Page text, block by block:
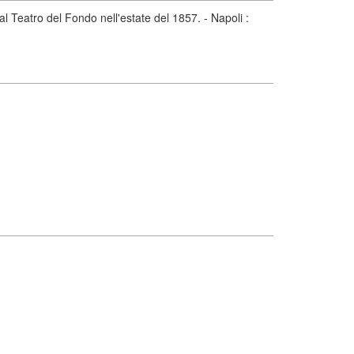
Teatro del Fondo nell'estate del 1857. - Napoli :